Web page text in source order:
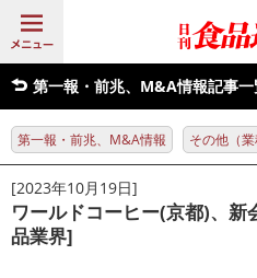
第一報・前兆、M&A情報記事一
第一報・前兆、M&A情報 その他（業
[2023年10月19日]
ワールドコーヒー(京都)、
品業界]